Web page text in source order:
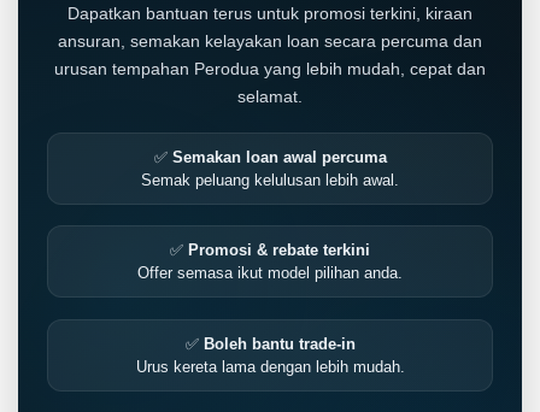
Dapatkan bantuan terus untuk promosi terkini, kiraan
ansuran, semakan kelayakan loan secara percuma dan
urusan tempahan Perodua yang lebih mudah, cepat dan
selamat.
✅ Semakan loan awal percuma
Semak peluang kelulusan lebih awal.
✅ Promosi & rebate terkini
Offer semasa ikut model pilihan anda.
✅ Boleh bantu trade-in
Urus kereta lama dengan lebih mudah.